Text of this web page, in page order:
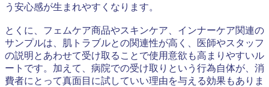
う安心感が生まれやすくなります。
とくに、フェムケア商品やスキンケア、インナーケア関連の
サンプルは、肌トラブルとの関連性が高く、医師やスタッフ
の説明とあわせて受け取ることで使用意欲も高まりやすいル
ートです。加えて、病院での受け取りという行為自体が、消
費者にとって真面目に試していい理由を与える効果もありま